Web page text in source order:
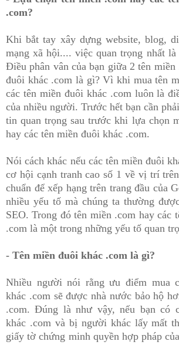
.com?
Khi bắt tay xây dựng website, blog,
mạng xã hội.... việc quan trọng nhất là
Điều phân vân của bạn giữa 2 tên miền
đuôi khác .com là gì? Vì khi mua tên
các tên miền đuôi khác .com luôn là
của nhiều người. Trước hết bạn cần
tin quan trọng sau trước khi lựa chọn
hay các tên miền đuôi khác .com.
Nói cách khác nếu các tên miền đuôi
cơ hội cạnh tranh cao số 1 về vị trí
chuẩn để xếp hạng trên trang đầu của
nhiều yếu tố mà chúng ta thường
SEO. Trong đó tên miền .com hay các
.com là một trong những yếu tố quan
- Tên miền đuôi khác .com là gì?
Nhiều người nói rằng ưu điểm mua
khác .com sẽ được nhà nước bảo hộ
.com. Đúng là như vậy, nếu bạn có
khác .com và bị người khác lấy mất
giấy tờ chứng minh quyền hợp pháp